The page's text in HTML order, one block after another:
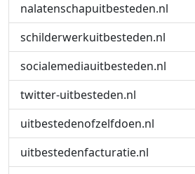
nalatenschapuitbesteden.nl
schilderwerkuitbesteden.nl
socialemediauitbesteden.nl
twitter-uitbesteden.nl
uitbestedenofzelfdoen.nl
uitbestedenfacturatie.nl